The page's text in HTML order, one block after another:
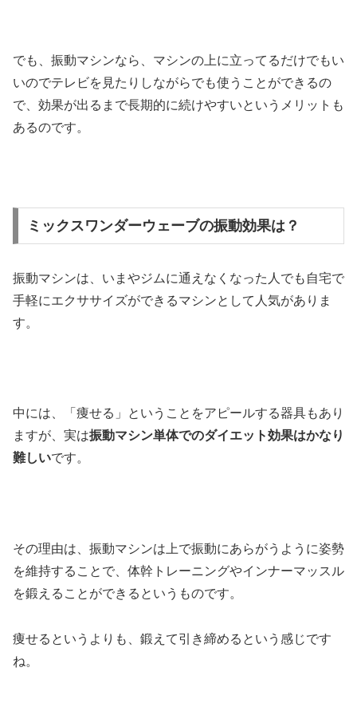
でも、振動マシンなら、マシンの上に立ってるだけでもい
いのでテレビを見たりしながらでも使うことができるの
で、効果が出るまで長期的に続けやすいというメリットも
あるのです。
ミックスワンダーウェーブの振動効果は？
振動マシンは、いまやジムに通えなくなった人でも自宅で
手軽にエクササイズができるマシンとして人気がありま
す。
中には、「痩せる」ということをアピールする器具もあり
ますが、実は振動マシン単体でのダイエット効果はかなり
難しいです。
その理由は、振動マシンは上で振動にあらがうように姿勢
を維持することで、体幹トレーニングやインナーマッスル
を鍛えることができるというものです。
痩せるというよりも、鍛えて引き締めるという感じです
ね。